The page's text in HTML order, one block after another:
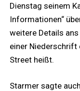
Dienstag seinem
Informationen“
weitere Details
einer Niederschrift
Street heißt.
Starmer sagte